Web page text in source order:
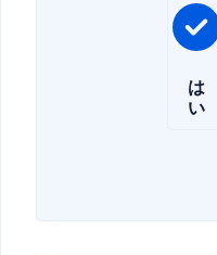
は
い